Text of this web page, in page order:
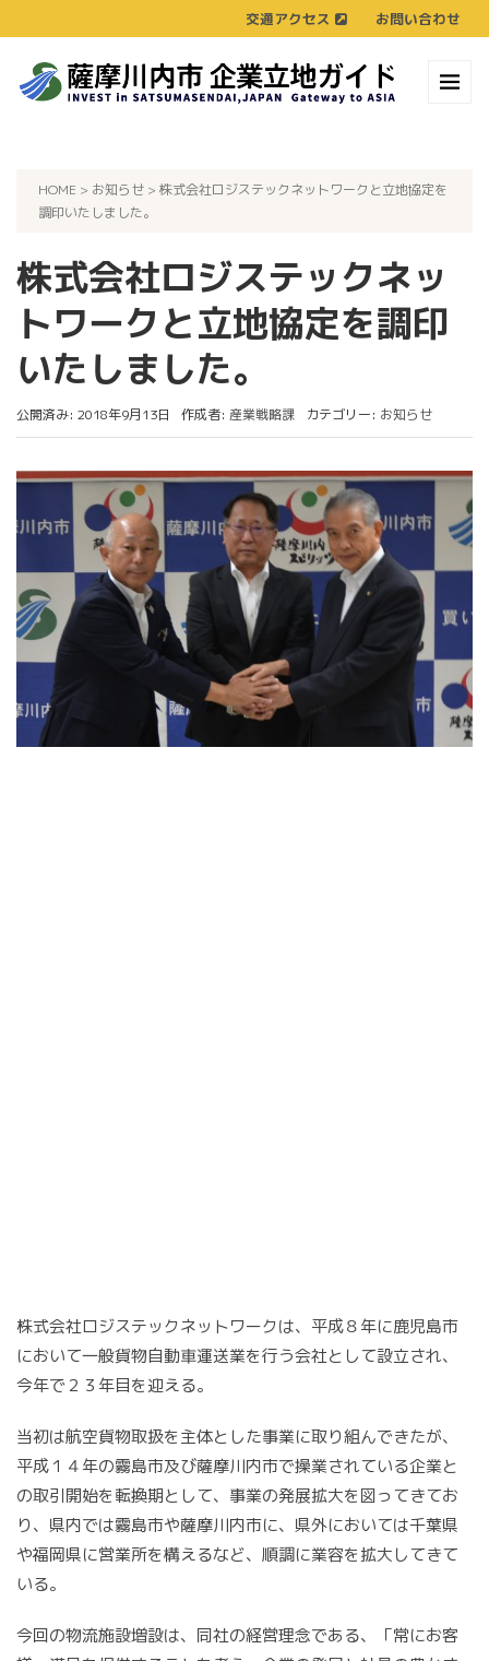
交通アクセス お問い合わせ
HOME > お知らせ > 株式会社ロジステックネットワークと立地協定を
調印いたしました。
株式会社ロジステックネッ
トワークと立地協定を調印
いたしました。
公開済み: 2018年9月13日 作成者: 産業戦略課 カテゴリー: お知らせ
株式会社ロジステックネットワークは、平成８年に鹿児島市
において一般貨物自動車運送業を行う会社として設立され、
今年で２３年目を迎える。
当初は航空貨物取扱を主体とした事業に取り組んできたが、
平成１４年の霧島市及び薩摩川内市で操業されている企業と
の取引開始を転換期として、事業の発展拡大を図ってきてお
り、県内では霧島市や薩摩川内市に、県外においては千葉県
や福岡県に営業所を構えるなど、順調に業容を拡大してきて
いる。
今回の物流施設増設は、同社の経営理念である、「常にお客